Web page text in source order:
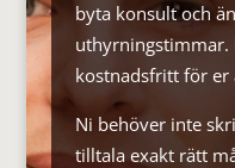
byta konsult och
uthyrningstimmar.
kostnadsfritt för er
Ni behöver inte
tilltala exakt rätt